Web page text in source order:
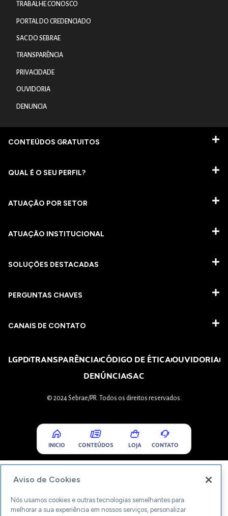
TRABALHE CONOSCO
PORTAL DO CREDENCIADO
SAC DO SEBRAE
TRANSPARÊNCIA
PRIVACIDADE
OUVIDORIA
DENUNCIA
CONTEÚDOS GRATUITOS
QUAL É O SEU PERFIL?
ATUAÇÃO POR SETOR
ATUAÇÃO INSTITUCIONAL
SOLUÇÕES DESTACADAS
PERGUNTAS CHAVES​
CANAIS DE CONTATO
LGPDTRANSPARÊNCIACÓDIGO DE ÉTICAOUVIDORIA
DENÚNCIASAC
© 2024 Sebrae/PR. Todos os direitos reservados.
INICIO CONTEÚDOS LOJA CONTATO
Aviso de Cookies
Nós usamos cookies e outras tecnologias semelhantes para
melhorar a sua experiência em nossos serviços, personalizar